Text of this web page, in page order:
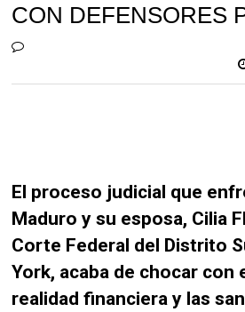
CON DEFENSORES
El proceso judicial que
Maduro y su esposa, Cilia
Corte Federal del Distrito
York, acaba de chocar con
realidad financiera y las